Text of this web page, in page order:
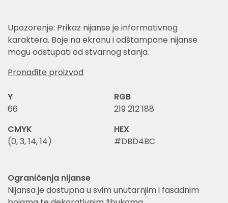
Upozorenje: Prikaz nijanse je informativnog
karaktera. Boje na ekranu i odštampane nijanse
mogu odstupati od stvarnog stanja.
Pronađite proizvod
Y
66
RGB
219 212 188
CMYK
(0, 3, 14, 14)
HEX
#DBD4BC
Ograničenja nijanse
Nijansa je dostupna u svim unutarnjim i fasadnim